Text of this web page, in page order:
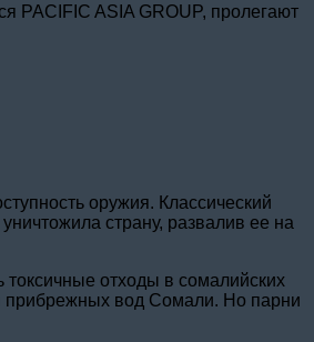
PACIFIC ASIA GROUP, пролегают
оружия. Классический
страну, развалив ее на
токсичные отходы в сомалийских
прибрежных вод Сомали. Но парни